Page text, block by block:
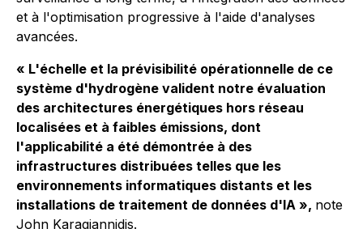
et à l'optimisation progressive à l'aide d'analyses
avancées.
« L'échelle et la prévisibilité opérationnelle de ce
système d'hydrogène valident notre évaluation
des architectures énergétiques hors réseau
localisées et à faibles émissions, dont
l'applicabilité a été démontrée à des
infrastructures distribuées telles que les
environnements informatiques distants et les
installations de traitement de données d'IA », note
John Karagiannidis.